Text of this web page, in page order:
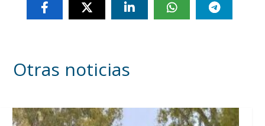
Otras noticias